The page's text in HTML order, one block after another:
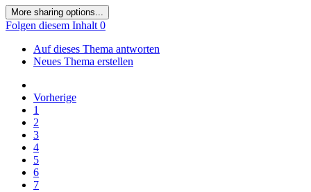
More sharing options...
Folgen diesem Inhalt 0
Auf dieses Thema antworten
Neues Thema erstellen
Vorherige
1
2
3
4
5
6
7